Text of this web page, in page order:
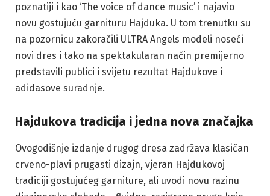
poznatiji i kao ‘The voice of dance music’ i najavio
novu gostujuću garnituru Hajduka. U tom trenutku su
na pozornicu zakoračili ULTRA Angels modeli noseći
novi dres i tako na spektakularan način premijerno
predstavili publici i svijetu rezultat Hajdukove i
adidasove suradnje.
Hajdukova tradicija i jedna nova značajka
Ovogodišnje izdanje drugog dresa zadržava klasičan
crveno-plavi prugasti dizajn, vjeran Hajdukovoj
tradiciji gostujućeg garniture, ali uvodi novu razinu